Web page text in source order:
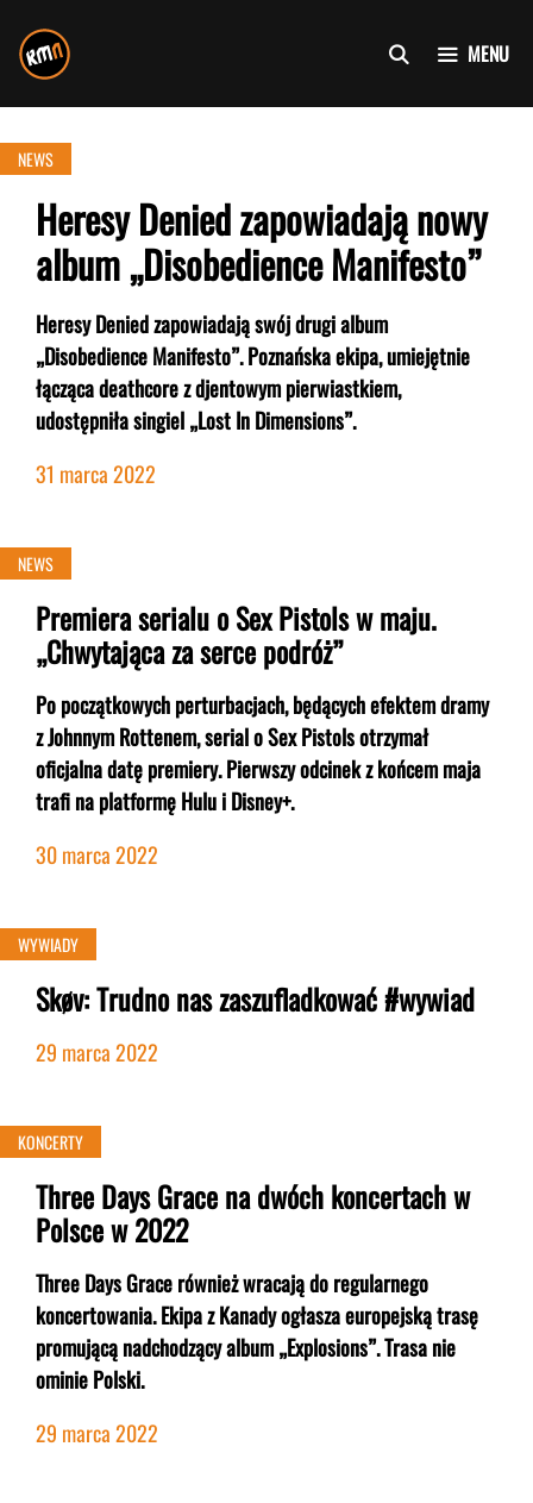
treści
MENU
NEWS
Heresy Denied zapowiadają nowy
album „Disobedience Manifesto”
Heresy Denied zapowiadają swój drugi album
„Disobedience Manifesto”. Poznańska ekipa, umiejętnie
łącząca deathcore z djentowym pierwiastkiem,
udostępniła singiel „Lost In Dimensions”.
31 marca 2022
NEWS
Premiera serialu o Sex Pistols w maju.
„Chwytająca za serce podróż”
Po początkowych perturbacjach, będących efektem dramy
z Johnnym Rottenem, serial o Sex Pistols otrzymał
oficjalna datę premiery. Pierwszy odcinek z końcem maja
trafi na platformę Hulu i Disney+.
30 marca 2022
WYWIADY
Skøv: Trudno nas zaszufladkować #wywiad
29 marca 2022
KONCERTY
Three Days Grace na dwóch koncertach w
Polsce w 2022
Three Days Grace również wracają do regularnego
koncertowania. Ekipa z Kanady ogłasza europejską trasę
promującą nadchodzący album „Explosions”. Trasa nie
ominie Polski.
29 marca 2022